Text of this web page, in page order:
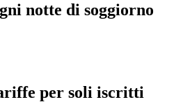
notte di soggiorno
per soli iscritti